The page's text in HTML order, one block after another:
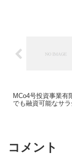
MCo4号投資事業有
でも融資可能なサラ
コメント